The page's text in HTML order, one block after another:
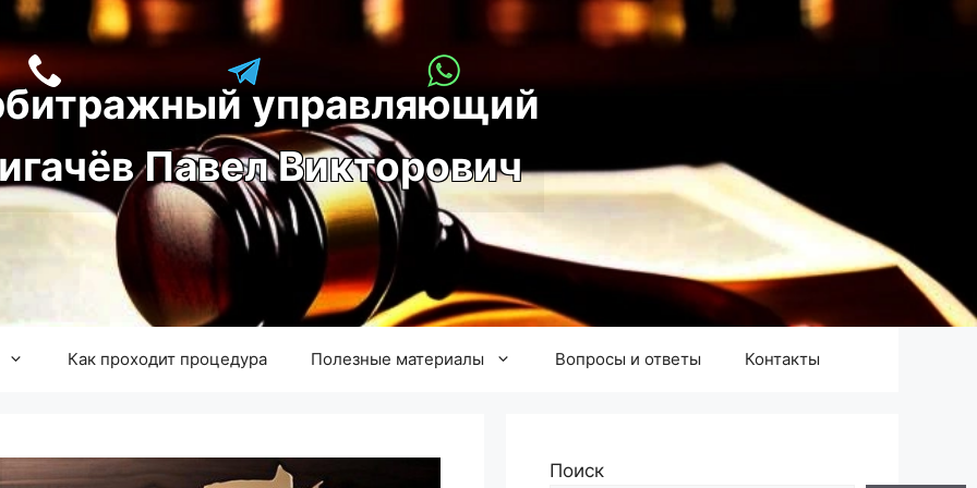
управляющий
игачёв Павел Викторович
Как проходит процедура Полезные материалы Вопросы и ответы Контакты
Поиск